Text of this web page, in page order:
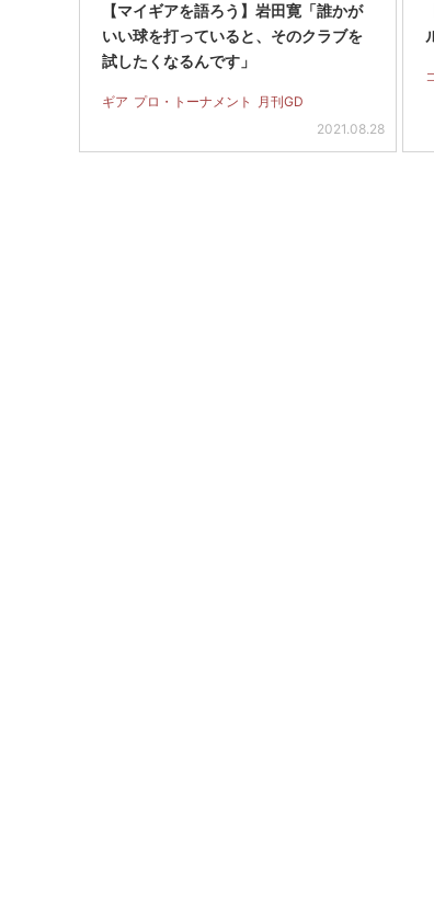
【マイギアを語ろう】岩田寛「誰かが
いい球を打っていると、そのクラブを
試したくなるんです」
ギア プロ・トーナメント
月刊GD
2021.08.28